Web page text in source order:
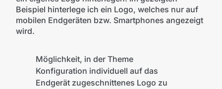
Beispiel hinterlege ich ein Logo, welches nur auf
mobilen Endgeräten bzw. Smartphones angezeigt
wird.
Möglichkeit, in der Theme
Konfiguration individuell auf das
Endgerät zugeschnittenes Logo zu